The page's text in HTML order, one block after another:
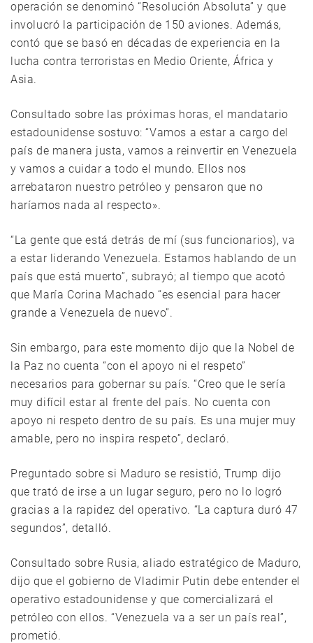
operación se denominó “Resolución Absoluta” y que
involucró la participación de 150 aviones. Además,
contó que se basó en décadas de experiencia en la
lucha contra terroristas en Medio Oriente, África y
Asia.
Consultado sobre las próximas horas, el mandatario
estadounidense sostuvo: “Vamos a estar a cargo del
país de manera justa, vamos a reinvertir en Venezuela
y vamos a cuidar a todo el mundo. Ellos nos
arrebataron nuestro petróleo y pensaron que no
haríamos nada al respecto».
“La gente que está detrás de mí (sus funcionarios), va
a estar liderando Venezuela. Estamos hablando de un
país que está muerto”, subrayó; al tiempo que acotó
que María Corina Machado “es esencial para hacer
grande a Venezuela de nuevo”.
Sin embargo, para este momento dijo que la Nobel de
la Paz no cuenta “con el apoyo ni el respeto”
necesarios para gobernar su país. “Creo que le sería
muy difícil estar al frente del país. No cuenta con
apoyo ni respeto dentro de su país. Es una mujer muy
amable, pero no inspira respeto”, declaró.
Preguntado sobre si Maduro se resistió, Trump dijo
que trató de irse a un lugar seguro, pero no lo logró
gracias a la rapidez del operativo. “La captura duró 47
segundos”, detalló.
Consultado sobre Rusia, aliado estratégico de Maduro,
dijo que el gobierno de Vladimir Putin debe entender el
operativo estadounidense y que comercializará el
petróleo con ellos. “Venezuela va a ser un país real”,
prometió.